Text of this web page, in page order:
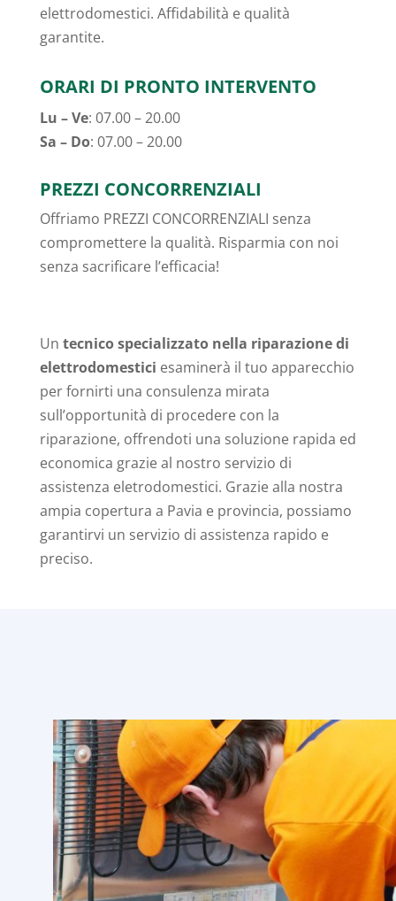
elettrodomestici. Affidabilità e qualità
garantite.
ORARI DI PRONTO INTERVENTO
Lu – Ve: 07.00 – 20.00
Sa – Do: 07.00 – 20.00
PREZZI CONCORRENZIALI
Offriamo PREZZI CONCORRENZIALI senza
compromettere la qualità. Risparmia con noi
senza sacrificare l’efficacia!
Un tecnico specializzato nella riparazione di
elettrodomestici esaminerà il tuo apparecchio
per fornirti una consulenza mirata
sull’opportunità di procedere con la
riparazione, offrendoti una soluzione rapida ed
economica grazie al nostro servizio di
assistenza eletrodomestici. Grazie alla nostra
ampia copertura a Pavia e provincia, possiamo
garantirvi un servizio di assistenza rapido e
preciso.